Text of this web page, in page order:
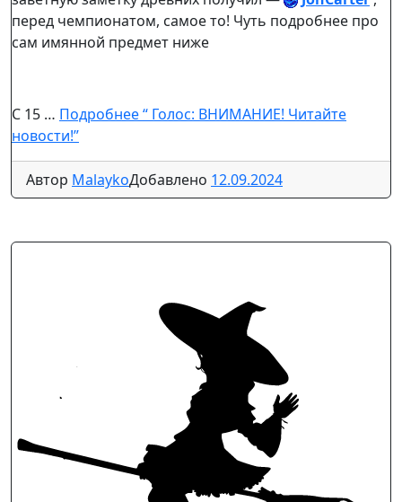
перед чемпионатом, самое то! Чуть подробнее про
сам имянной предмет ниже
С 15 … Подробнее“ Голос: ВНИМАНИЕ! Читайте
новости!”
Автор MalaykoДобавлено 12.09.2024